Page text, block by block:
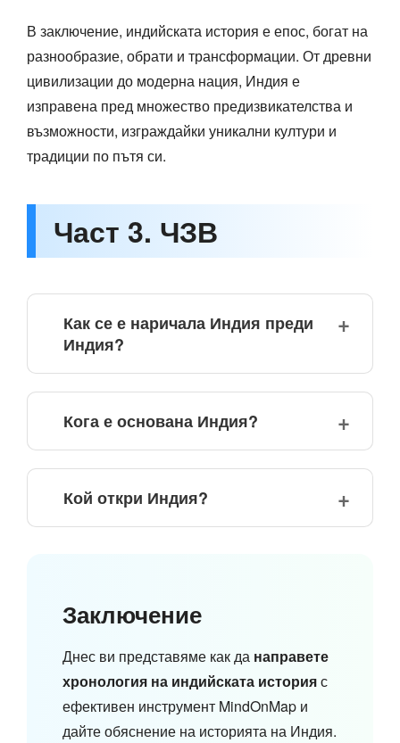
В заключение, индийската история е епос, богат на
разнообразие, обрати и трансформации. От древни
цивилизации до модерна нация, Индия е
изправена пред множество предизвикателства и
възможности, изграждайки уникални култури и
традиции по пътя си.
Част 3. ЧЗВ
Как се е наричала Индия преди
Индия?
Кога е основана Индия?
Кой откри Индия?
Заключение
Днес ви представяме как да направете
хронология на индийската историяс
ефективен инструмент MindOnMap и
дайте обяснение на историята на Индия.